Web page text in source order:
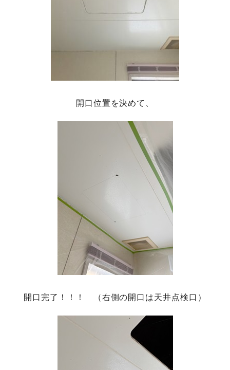
開口位置を決めて、
開口完了！！！ （右側の開口は天井点検口）